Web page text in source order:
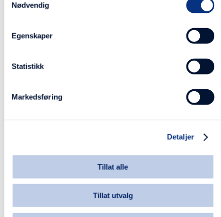
Nødvendig
Egenskaper
Statistikk
Markedsføring
Detaljer
Tillat alle
Tillat utvalg
frilek for de som ønsker
hage som vi bruker mye
som innbyr til masse lek
Elena Johansen.